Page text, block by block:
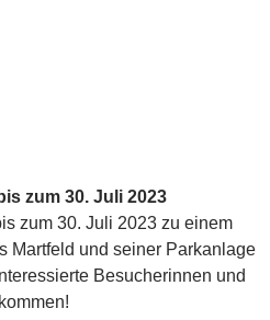
zum 30. Juli 2023
zum 30. Juli 2023 zu einem
Martfeld und seiner Parkanlage
Besucherinnen und